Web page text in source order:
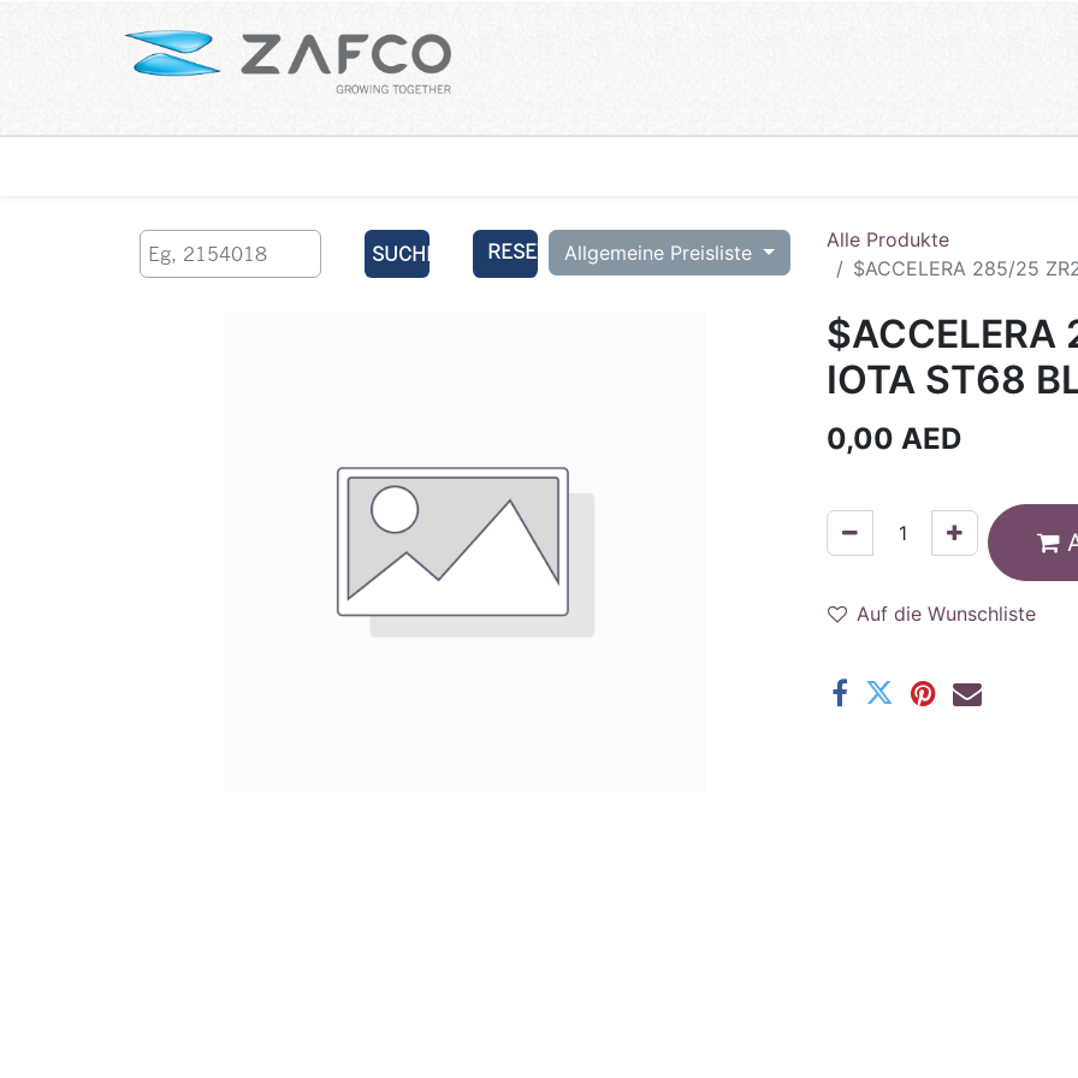
SUCHEN RESET Allgemeine Preisliste
Alle Produkte
$ACCELERA 285/25
IOTA ST68
0,00 AED
Auf die Wunschliste